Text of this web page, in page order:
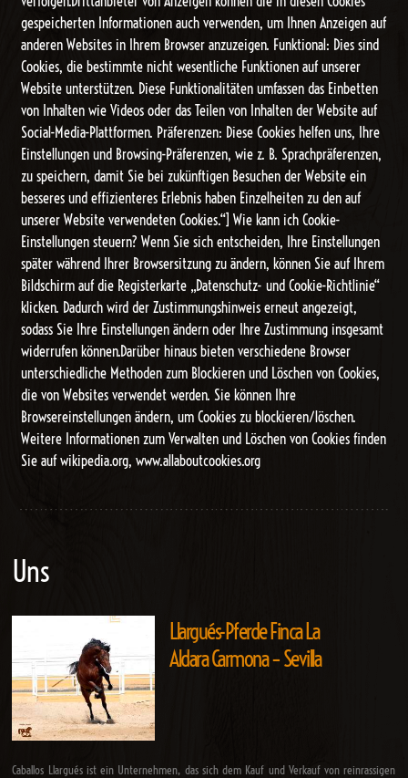
gespeicherten Informationen auch verwenden, um Ihnen Anzeigen auf
anderen Websites in Ihrem Browser anzuzeigen. Funktional: Dies sind
Cookies, die bestimmte nicht wesentliche Funktionen auf unserer
Website unterstützen. Diese Funktionalitäten umfassen das Einbetten
von Inhalten wie Videos oder das Teilen von Inhalten der Website auf
Social-Media-Plattformen. Präferenzen: Diese Cookies helfen uns, Ihre
Einstellungen und Browsing-Präferenzen, wie z. B. Sprachpräferenzen,
zu speichern, damit Sie bei zukünftigen Besuchen der Website ein
besseres und effizienteres Erlebnis haben Einzelheiten zu den auf
unserer Website verwendeten Cookies.“] Wie kann ich Cookie-
Einstellungen steuern? Wenn Sie sich entscheiden, Ihre Einstellungen
später während Ihrer Browsersitzung zu ändern, können Sie auf Ihrem
Bildschirm auf die Registerkarte „Datenschutz- und Cookie-Richtlinie“
klicken. Dadurch wird der Zustimmungshinweis erneut angezeigt,
sodass Sie Ihre Einstellungen ändern oder Ihre Zustimmung insgesamt
widerrufen können.Darüber hinaus bieten verschiedene Browser
unterschiedliche Methoden zum Blockieren und Löschen von Cookies,
die von Websites verwendet werden. Sie können Ihre
Browsereinstellungen ändern, um Cookies zu blockieren/löschen.
Weitere Informationen zum Verwalten und Löschen von Cookies finden
Sie auf wikipedia.org, www.allaboutcookies.org
Uns
Llargués-Pferde Finca La
Aldara Carmona – Sevilla
Caballos Llargués ist ein Unternehmen, das sich dem Kauf und Verkauf von reinrassigen